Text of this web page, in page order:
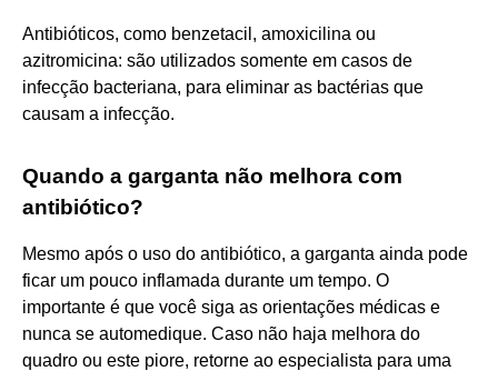
Antibióticos, como benzetacil, amoxicilina ou
azitromicina: são utilizados somente em casos de
infecção bacteriana, para eliminar as bactérias que
causam a infecção.
Quando a garganta não melhora com
antibiótico?
Mesmo após o uso do antibiótico, a garganta ainda pode
ficar um pouco inflamada durante um tempo. O
importante é que você siga as orientações médicas e
nunca se automedique. Caso não haja melhora do
quadro ou este piore, retorne ao especialista para uma